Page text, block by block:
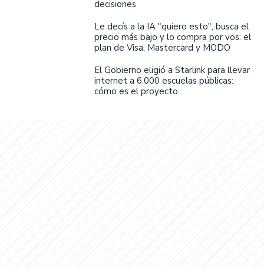
decisiones
Le decís a la IA "quiero esto", busca el
precio más bajo y lo compra por vos: el
plan de Visa, Mastercard y MODO
El Gobierno eligió a Starlink para llevar
internet a 6.000 escuelas públicas:
cómo es el proyecto